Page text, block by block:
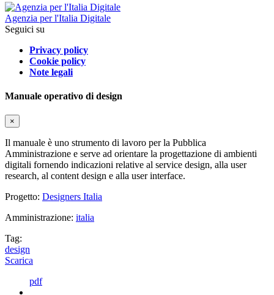
Agenzia per l'Italia Digitale
Seguici su
Privacy policy
Cookie policy
Note legali
Manuale operativo di design
×
Il manuale è uno strumento di lavoro per la Pubblica
Amministrazione e serve ad orientare la progettazione di ambienti
digitali fornendo indicazioni relative al service design, alla user
research, al content design e alla user interface.
Progetto: Designers Italia
Amministrazione: italia
Tag:
design
Scarica
pdf